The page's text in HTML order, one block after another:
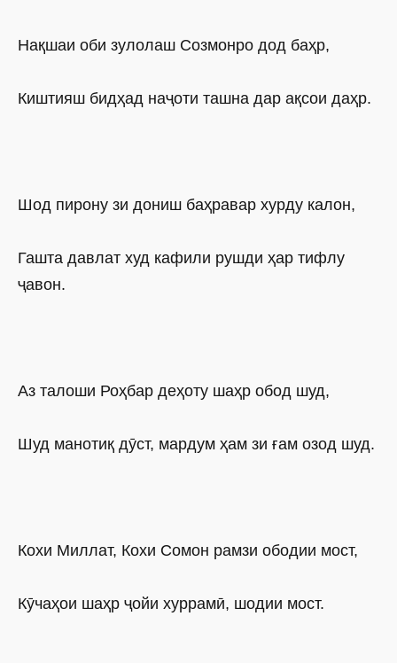
Нақшаи оби зулолаш Созмонро дод баҳр,
Киштияш бидҳад наҷоти ташна дар ақсои даҳр.
Шод пирону зи дониш баҳравар хурду калон,
Гашта давлат худ кафили рушди ҳар тифлу
ҷавон.
Аз талоши Роҳбар деҳоту шаҳр обод шуд,
Шуд манотиқ дӯст, мардум ҳам зи ғам озод шуд.
Кохи Миллат, Кохи Сомон рамзи ободии мост,
Кӯчаҳои шаҳр ҷойи хуррамӣ, шодии мост.